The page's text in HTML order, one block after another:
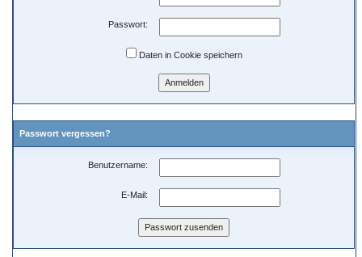
Passwort:
Daten in Cookie speichern
Passwort vergessen?
Benutzername:
E-Mail: